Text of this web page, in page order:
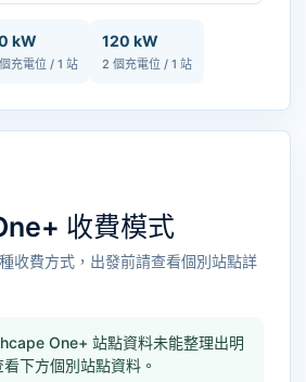
kW
充電位 / 1 站
120 kW
2 個充電位 / 1 站
收費模式
收費方式，出發前請查看個別站點詳
One+ 站點資料未能整理出明
下方個別站點資料。